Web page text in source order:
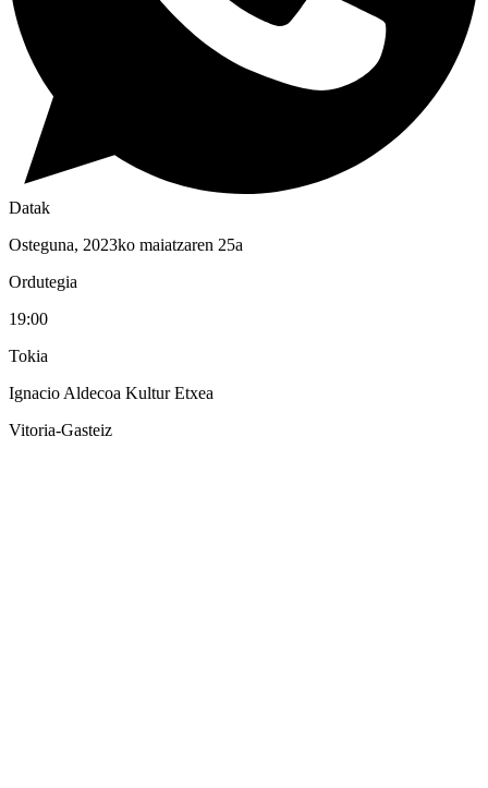
Datak
Osteguna, 2023ko maiatzaren 25a
Ordutegia
19:00
Tokia
Ignacio Aldecoa Kultur Etxea
Vitoria-Gasteiz